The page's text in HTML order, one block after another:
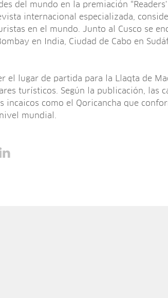
del mundo en la premiación
internacional especializada,
en el mundo. Junto al Cusco se
en India, Ciudad de Cabo en
el lugar de partida para la Llaqta de
turísticos. Según la publicación, las
incaicos como el Qoricancha que
mundial.